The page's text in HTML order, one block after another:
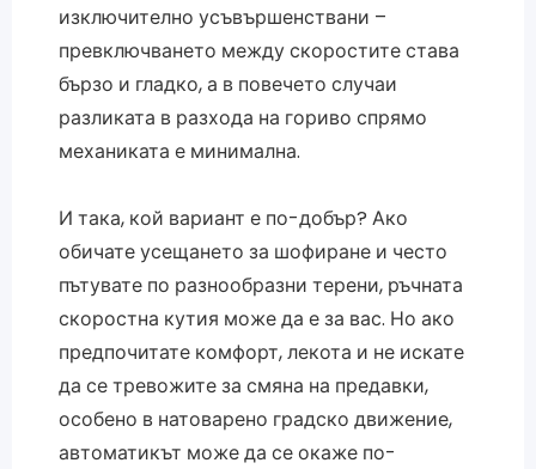
изключително усъвършенствани –
превключването между скоростите става
бързо и гладко, а в повечето случаи
разликата в разхода на гориво спрямо
механиката е минимална.
И така, кой вариант е по-добър? Ако
обичате усещането за шофиране и често
пътувате по разнообразни терени, ръчната
скоростна кутия може да е за вас. Но ако
предпочитате комфорт, лекота и не искате
да се тревожите за смяна на предавки,
особено в натоварено градско движение,
автоматикът може да се окаже по-